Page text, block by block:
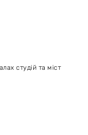
студій та міст